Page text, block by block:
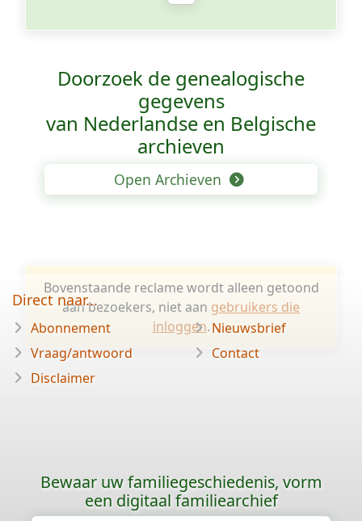
Doorzoek de genealogische
gegevens
van Nederlandse en Belgische
archieven
Open Archieven
Bovenstaande reclame wordt alleen getoond
aan bezoekers, niet aan gebruikers die
inloggen.
Direct naar...
Abonnement
Vraag/antwoord
Disclaimer
Nieuwsbrief
Contact
Bewaar uw familiegeschiedenis, vorm
een digitaal familiearchief